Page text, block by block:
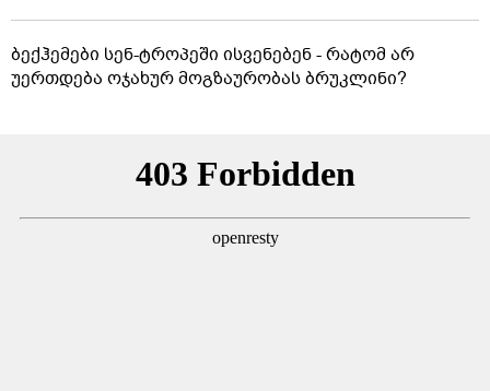
ბექჰემები სენ-ტროპეში ისვენებენ - რატომ არ
უერთდება ოჯახურ მოგზაურობას ბრუკლინი?